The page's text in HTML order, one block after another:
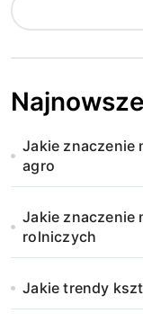
Jakie znaczenie
agro
Jakie znaczenie
rolniczych
Jakie trendy